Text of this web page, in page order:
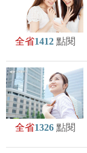
全省1412 點閱
全省1326 點閱